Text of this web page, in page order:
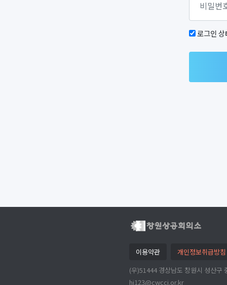
로그인
이용약관
개인정보취급방침
(우)51444 경상남도 창원시 성산구
hj123@cwcci.or.kr